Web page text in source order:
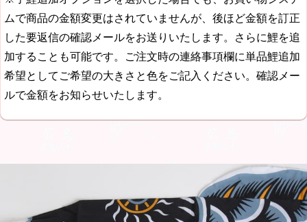
ムで商品の金額変更はされていませんが、後ほど金額を訂正
した要返信の確認メールをお送りいたします。さらに鯉を追
加することも可能です。ご注文時の連絡事項欄に単品鯉追加
希望としてご希望の大きさと色をご記入ください。確認メー
ルで金額をお知らせいたします。